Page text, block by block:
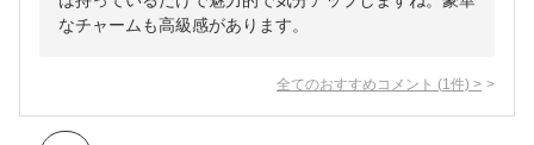
なチャームも高級感があります。
全てのおすすめコメント (1 件) >